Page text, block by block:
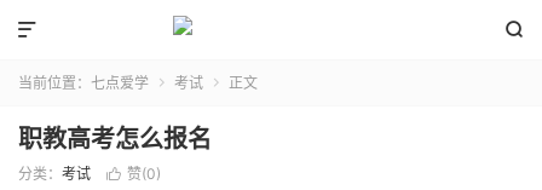


当前位置： 七点爱学  考试  正文
职教高考怎么报名
分类： 考试  赞(0)